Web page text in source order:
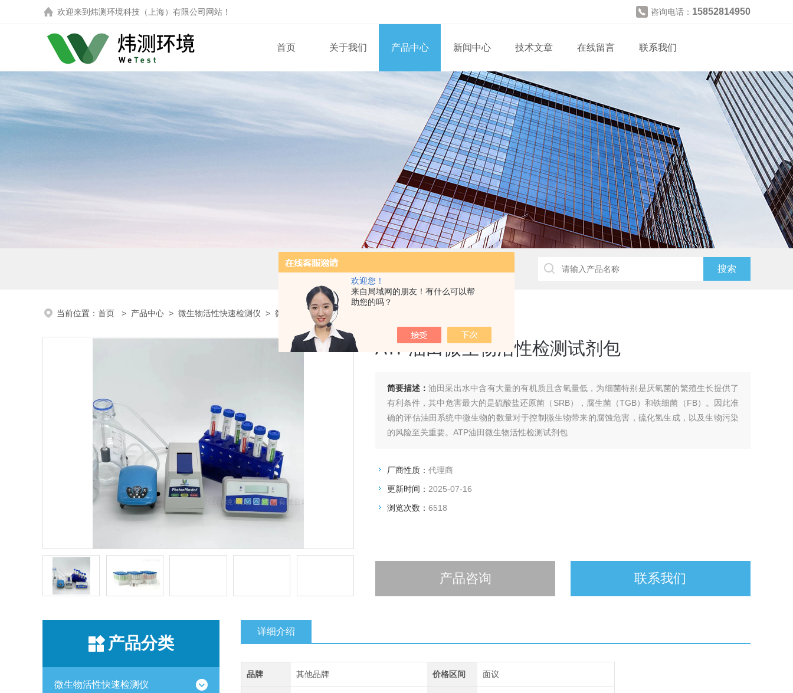
欢迎您！
来自局域网的朋友！有什么可以帮
助您的吗？
欢迎来到 炜测环境科技（上海）有限公司 网站！ 咨询电话： 15852814950
首页 关于我们 产品中心 新闻中心 技术文章 在线留言 联系我们
当前位置： 首页 > 产品中心 > 微生物活性快速检测仪 > 微生物活性检测> QGOM-100CATP油田微生物活性检测试剂包
ATP油田微生物活性检测试剂包
简要描述： 油田采出水中含有大量的有机质且含氧量低，为细菌特别是厌氧菌的繁殖生长提供了
有利条件，其中危害最大的是硫酸盐还原菌（SRB），腐生菌（TGB）和铁细菌（FB）。因此准
确的评估油田系统中微生物的数量对于控制微生物带来的腐蚀危害，硫化氢生成，以及生物污染
的风险至关重要。ATP油田微生物活性检测试剂包
厂商性质： 代理商
更新时间： 2025-07-16
浏览次数： 6518
产品咨询 联系我们
产品分类
微生物活性快速检测仪
详细介绍
品牌 其他品牌 价格区间 面议